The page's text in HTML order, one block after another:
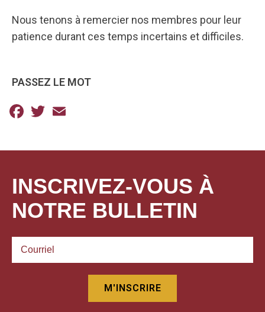
Nous tenons à remercier nos membres pour leur
patience durant ces temps incertains et difficiles.
PASSEZ LE MOT
Facebook
Twitter
INSCRIVEZ-VOUS À
NOTRE BULLETIN